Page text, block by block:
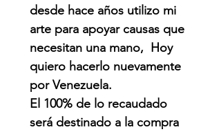
desde hace años utilizo mi
arte para apoyar causas que
necesitan una mano, Hoy
quiero hacerlo nuevamente
por Venezuela.
El 100% de lo recaudado
será destinado a la compra